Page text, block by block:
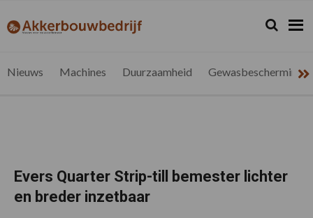
de
de
de
de
akkerbouwbedrijf.be
Nieuws
Zoeken...
Zoek
Nieuws Machines Duurzaamheid Gewasbescherming
Evers Quarter Strip-till bemester lichter
en breder inzetbaar